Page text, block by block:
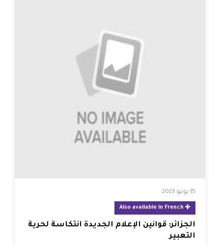
15 يونيو 2023
الجزائر: قوانين الإعلام الجديدة انتكاسة لحرية
التعبير